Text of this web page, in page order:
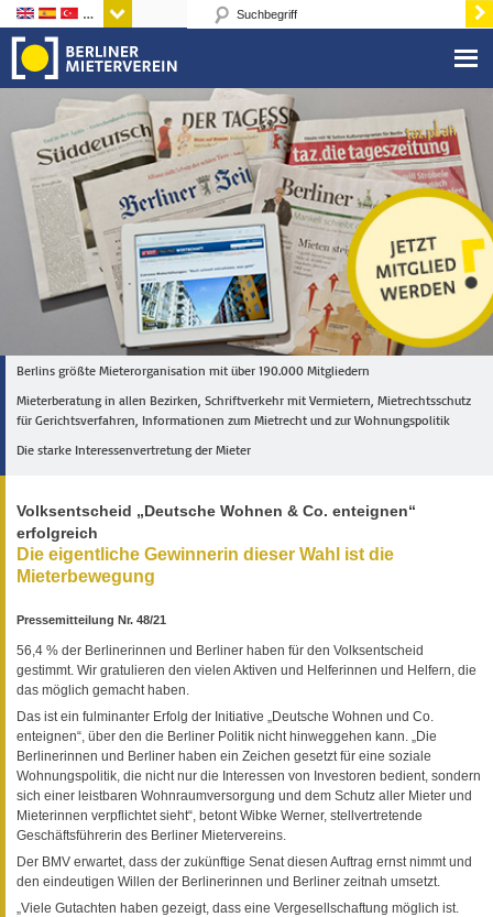
Sprachen
Berlins größte Mieterorganisation mit über 190.000 Mitgliedern
Mieterberatung in allen Bezirken, Schriftverkehr mit Vermietern, Mietrechtsschutz
für Gerichtsverfahren, Informationen zum Mietrecht und zur Wohnungspolitik
Die starke Interessenvertretung der Mieter
Volksentscheid „Deutsche Wohnen & Co. enteignen“
erfolgreich
Die eigentliche Gewinnerin dieser Wahl ist die
Mieterbewegung
Pressemitteilung Nr. 48/21
56,4 % der Berlinerinnen und Berliner haben für den Volksentscheid
gestimmt. Wir gratulieren den vielen Aktiven und Helferinnen und Helfern, die
das möglich gemacht haben.
Das ist ein fulminanter Erfolg der Initiative „Deutsche Wohnen und Co.
enteignen“, über den die Berliner Politik nicht hinweggehen kann. „Die
Berlinerinnen und Berliner haben ein Zeichen gesetzt für eine soziale
Wohnungspolitik, die nicht nur die Interessen von Investoren bedient, sondern
sich einer leistbaren Wohnraumversorgung und dem Schutz aller Mieter und
Mieterinnen verpflichtet sieht“, betont Wibke Werner, stellvertretende
Geschäftsführerin des Berliner Mietervereins.
Der BMV erwartet, dass der zukünftige Senat diesen Auftrag ernst nimmt und
den eindeutigen Willen der Berlinerinnen und Berliner zeitnah umsetzt.
„Viele Gutachten haben gezeigt, dass eine Vergesellschaftung möglich ist.